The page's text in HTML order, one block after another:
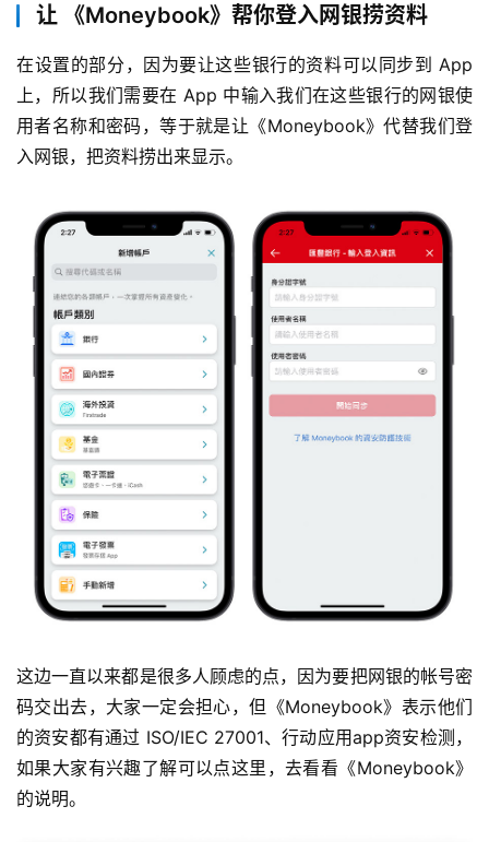
让 《Moneybook》帮你登入网银捞资料
在设置的部分，因为要让这些银行的资料可以同步到 App
上，所以我们需要在 App 中输入我们在这些银行的网银使
用者名称和密码，等于就是让《Moneybook》代替我们登
入网银，把资料捞出来显示。
这边一直以来都是很多人顾虑的点，因为要把网银的帐号密
码交出去，大家一定会担心，但《Moneybook》表示他们
的资安都有通过 ISO/IEC 27001、行动应用app资安检测，
如果大家有兴趣了解可以点这里，去看看《Moneybook》
的说明。